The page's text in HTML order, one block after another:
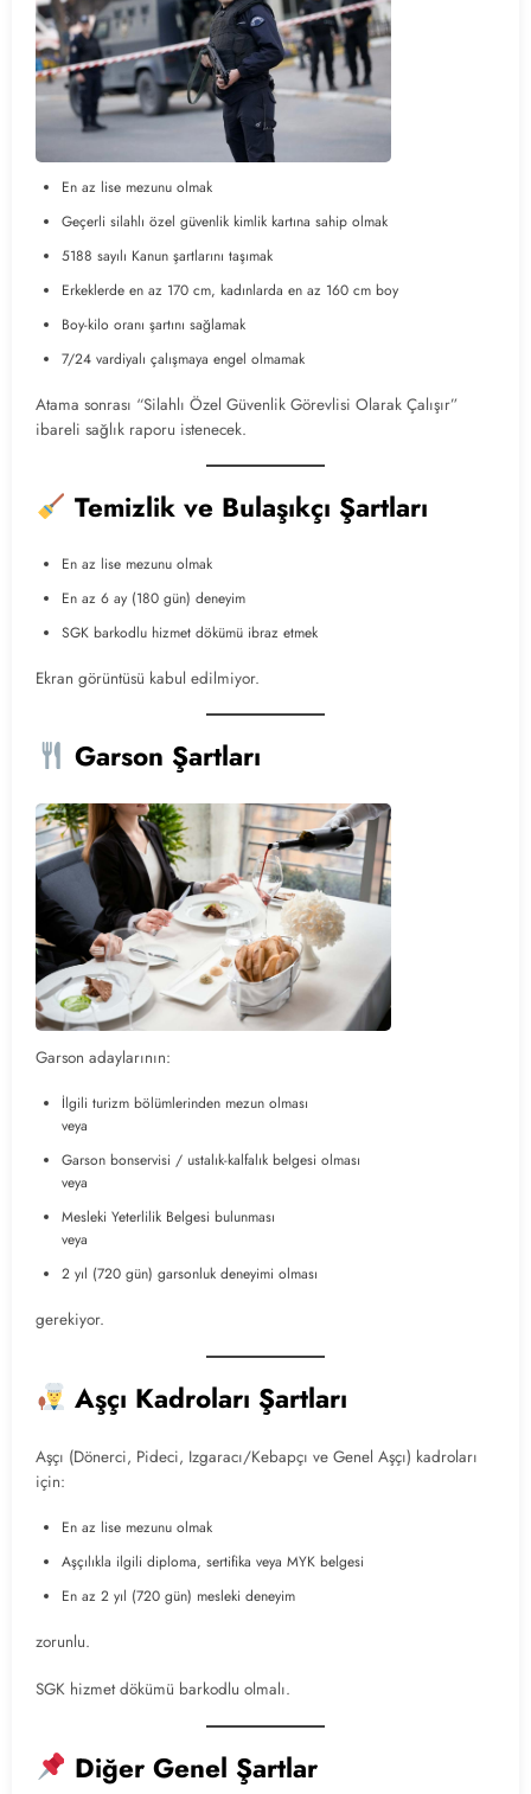
En az lise mezunu olmak
Geçerli silahlı özel güvenlik kimlik kartına sahip olmak
5188 sayılı Kanun şartlarını taşımak
Erkeklerde en az 170 cm, kadınlarda en az 160 cm boy
Boy-kilo oranı şartını sağlamak
7/24 vardiyalı çalışmaya engel olmamak
Atama sonrası “Silahlı Özel Güvenlik Görevlisi Olarak Çalışır”
ibareli sağlık raporu istenecek.
Temizlik ve Bulaşıkçı Şartları
En az lise mezunu olmak
En az 6 ay (180 gün) deneyim
SGK barkodlu hizmet dökümü ibraz etmek
Ekran görüntüsü kabul edilmiyor.
Garson Şartları
Garson adaylarının:
İlgili turizm bölümlerinden mezun olması
veya
Garson bonservisi / ustalık-kalfalık belgesi olması
veya
Mesleki Yeterlilik Belgesi bulunması
veya
2 yıl (720 gün) garsonluk deneyimi olması
gerekiyor.
Aşçı Kadroları Şartları
Aşçı (Dönerci, Pideci, Izgaracı/Kebapçı ve Genel Aşçı) kadroları
için:
En az lise mezunu olmak
Aşçılıkla ilgili diploma, sertifika veya MYK belgesi
En az 2 yıl (720 gün) mesleki deneyim
zorunlu.
SGK hizmet dökümü barkodlu olmalı.
Diğer Genel Şartlar